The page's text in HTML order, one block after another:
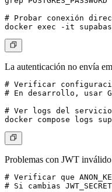
# Probar conexión
La autenticación no envía
# Verificar
# En desarrollo, usar
# Ver logs del
Problemas con JWT inválido
# Verificar que
# Si cambias